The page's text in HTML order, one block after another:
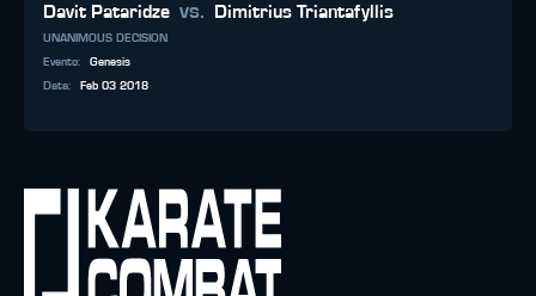
Davit Pataridze vs. Dimitrius Triantafyllis
UNANIMOUS DECISION
Evento:
Genesis
Data: Feb 03 2018